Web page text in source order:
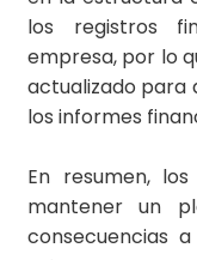
los registros
empresa, por lo
actualizado para
los informes
En resumen,
mantener un
consecuencias